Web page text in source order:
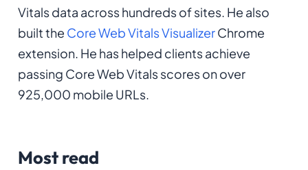
Vitals data across hundreds of sites. He also
built the Core Web Vitals VisualizerChrome
extension. He has helped clients achieve
passing Core Web Vitals scores on over
925,000 mobile URLs.
Most read